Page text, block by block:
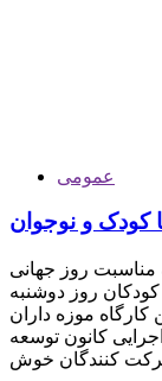
عمومی
کودک و نوجوان
مناسبت روز جهانی
روز دوشنبه
کارگاه موزه داران
کانون توسعه